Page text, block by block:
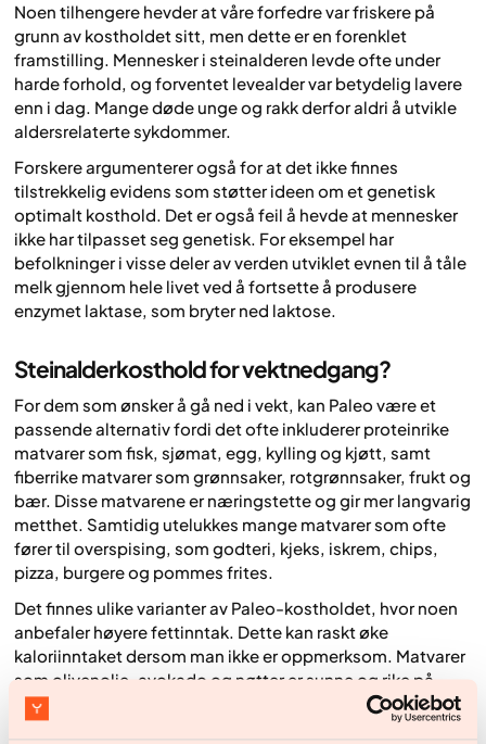
Noen tilhengere hevder at våre forfedre var friskere på
grunn av kostholdet sitt, men dette er en forenklet
framstilling. Mennesker i steinalderen levde ofte under
harde forhold, og forventet levealder var betydelig lavere
enn i dag. Mange døde unge og rakk derfor aldri å utvikle
aldersrelaterte sykdommer.
Forskere argumenterer også for at det ikke finnes
tilstrekkelig evidens som støtter ideen om et genetisk
optimalt kosthold. Det er også feil å hevde at mennesker
ikke har tilpasset seg genetisk. For eksempel har
befolkninger i visse deler av verden utviklet evnen til å tåle
melk gjennom hele livet ved å fortsette å produsere
enzymet laktase, som bryter ned laktose.
Steinalderkosthold for vektnedgang?
For dem som ønsker å gå ned i vekt, kan Paleo være et
passende alternativ fordi det ofte inkluderer proteinrike
matvarer som fisk, sjømat, egg, kylling og kjøtt, samt
fiberrike matvarer som grønnsaker, rotgrønnsaker, frukt og
bær. Disse matvarene er næringstette og gir mer langvarig
metthet. Samtidig utelukkes mange matvarer som ofte
fører til overspising, som godteri, kjeks, iskrem, chips,
pizza, burgere og pommes frites.
Det finnes ulike varianter av Paleo-kostholdet, hvor noen
anbefaler høyere fettinntak. Dette kan raskt øke
kaloriinntaket dersom man ikke er oppmerksom. Matvarer
som olivenolje, avokado og nøtter er sunne og rike på
umettet fett, men de er også kaloririke. Store mengder
kan gjøre det vanskelig å opprettholde